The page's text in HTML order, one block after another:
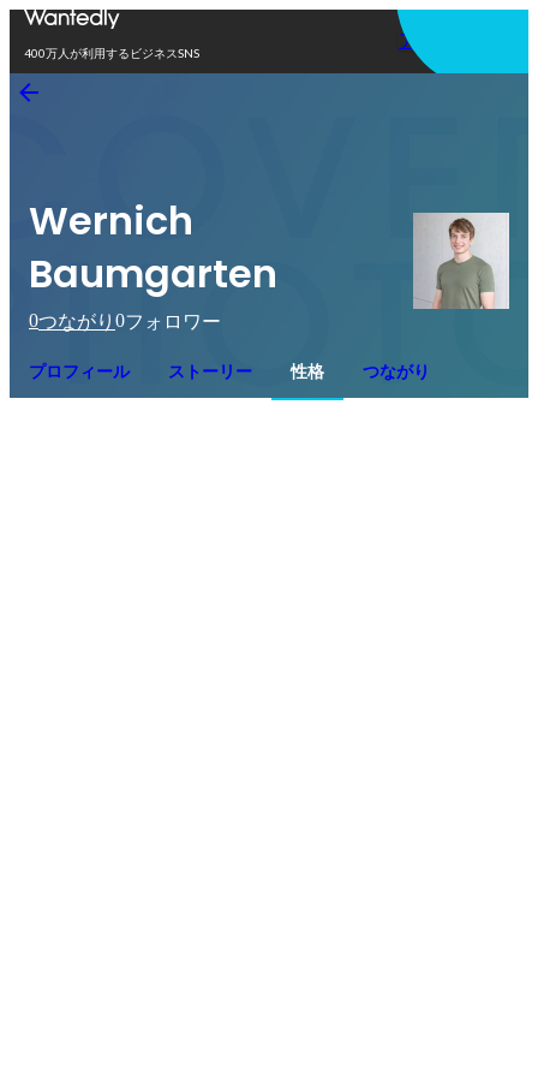
400万人が利用するビジネスSNS
アプリを使う
Wernich
Baumgarten
0つながり 0フォロワー
プロフィール ストーリー 性格 つながり